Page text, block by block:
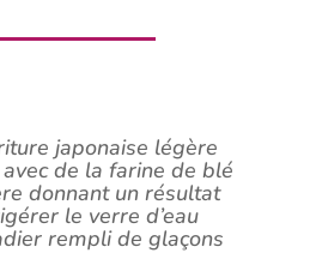
japonaise légère
de la farine de blé
donnant un résultat
le verre d’eau
rempli de glaçons